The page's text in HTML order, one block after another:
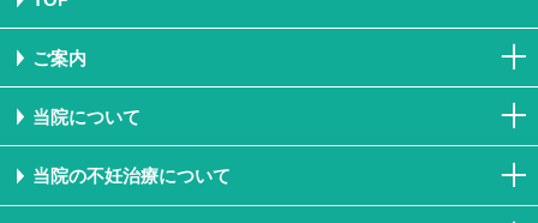
ご案内
当院について
当院の不妊治療について